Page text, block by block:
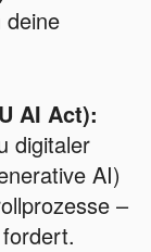
deine
AI Act):
digitaler
AI)
–